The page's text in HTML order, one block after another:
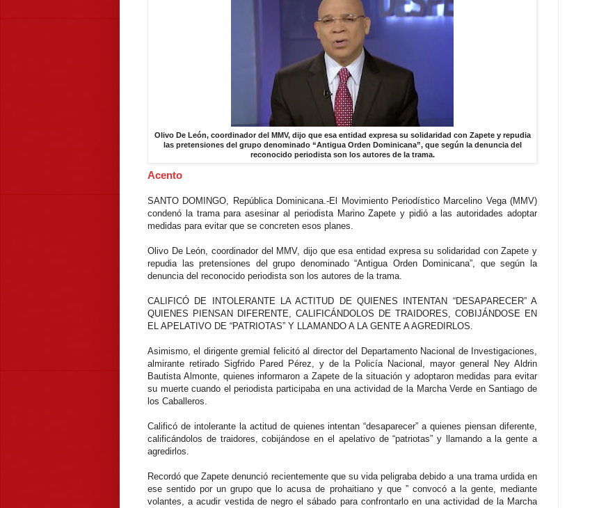
Olivo De León, coordinador del MMV, dijo que esa entidad expresa su solidaridad con Zapete y repudia
las pretensiones del grupo denominado “Antigua Orden Dominicana”, que según la denuncia del
reconocido periodista son los autores de la trama.
Acento
SANTO DOMINGO, República Dominicana.-El Movimiento Periodístico Marcelino Vega (MMV)
condenó la trama para asesinar al periodista Marino Zapete y pidió a las autoridades adoptar
medidas para evitar que se concreten esos planes.
Olivo De León, coordinador del MMV, dijo que esa entidad expresa su solidaridad con Zapete y
repudia las pretensiones del grupo denominado “Antigua Orden Dominicana”, que según la
denuncia del reconocido periodista son los autores de la trama.
CALIFICÓ DE INTOLERANTE LA ACTITUD DE QUIENES INTENTAN “DESAPARECER” A
QUIENES PIENSAN DIFERENTE, CALIFICÁNDOLOS DE TRAIDORES, COBIJÁNDOSE EN
EL APELATIVO DE “PATRIOTAS” Y LLAMANDO A LA GENTE A AGREDIRLOS.
Asimismo, el dirigente gremial felicitó al director del Departamento Nacional de Investigaciones,
almirante retirado Sigfrido Pared Pérez, y de la Policía Nacional, mayor general Ney Aldrin
Bautista Almonte, quienes informaron a Zapete de la situación y adoptaron medidas para evitar
su muerte cuando el periodista participaba en una actividad de la Marcha Verde en Santiago de
los Caballeros.
Calificó de intolerante la actitud de quienes intentan “desaparecer” a quienes piensan diferente,
calificándolos de traidores, cobijándose en el apelativo de “patriotas” y llamando a la gente a
agredirlos.
Recordó que Zapete denunció recientemente que su vida peligraba debido a una trama urdida en
ese sentido por un grupo que lo acusa de prohaitiano y que ” convocó a la gente, mediante
volantes, a acudir vestida de negro el sábado para confrontarlo en una actividad de la Marcha